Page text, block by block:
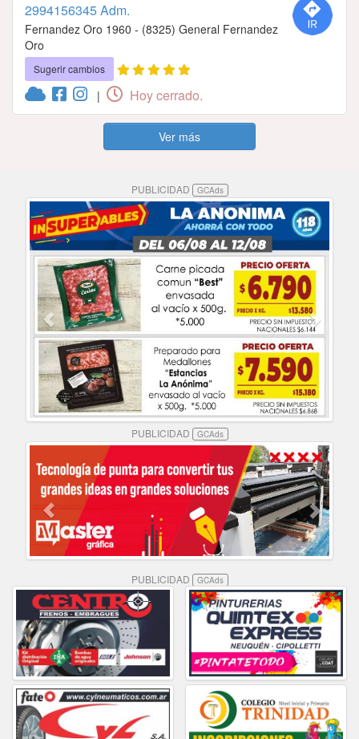
2994156345 Adm.
Fernandez Oro 1960 - (8325) General Fernandez
Oro
Sugerir cambios
| Hoy cerrado.
Ver más
PUBLICIDAD GCAds
PUBLICIDAD GCAds
PUBLICIDAD GCAds